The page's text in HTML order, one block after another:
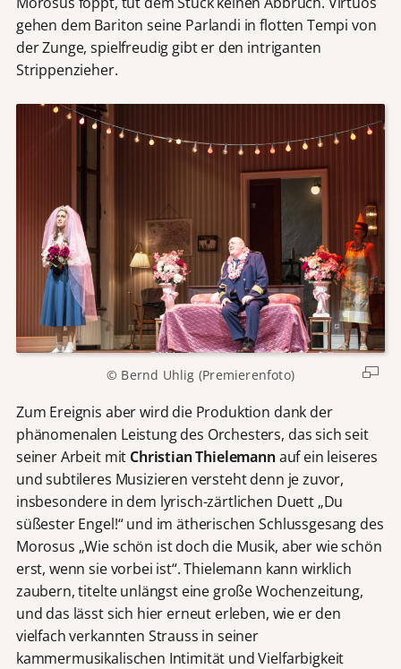
gehen dem Bariton seine Parlandi in flotten Tempi von
der Zunge, spielfreudig gibt er den intriganten
Strippenzieher.
© Bernd Uhlig (Premierenfoto)
Zum Ereignis aber wird die Produktion dank der
phänomenalen Leistung des Orchesters, das sich seit
seiner Arbeit mit Christian Thielemannauf ein leiseres
und subtileres Musizieren versteht denn je zuvor,
insbesondere in dem lyrisch-zärtlichen Duett „Du
süßester Engel!“ und im ätherischen Schlussgesang des
Morosus „Wie schön ist doch die Musik, aber wie schön
erst, wenn sie vorbei ist“. Thielemann kann wirklich
zaubern, titelte unlängst eine große Wochenzeitung,
und das lässt sich hier erneut erleben, wie er den
vielfach verkannten Strauss in seiner
kammermusikalischen Intimität und Vielfarbigkeit